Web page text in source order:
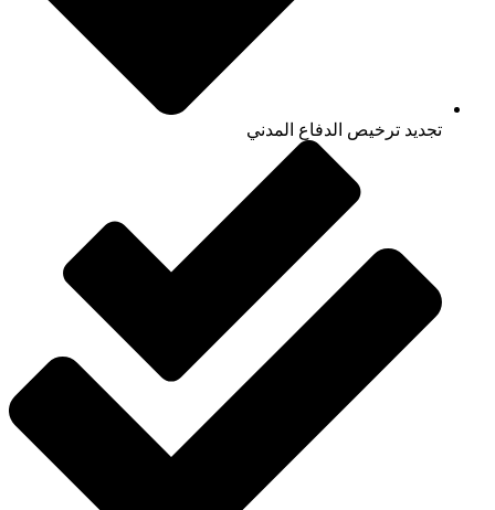
تجديد ترخيص الدفاع المدني